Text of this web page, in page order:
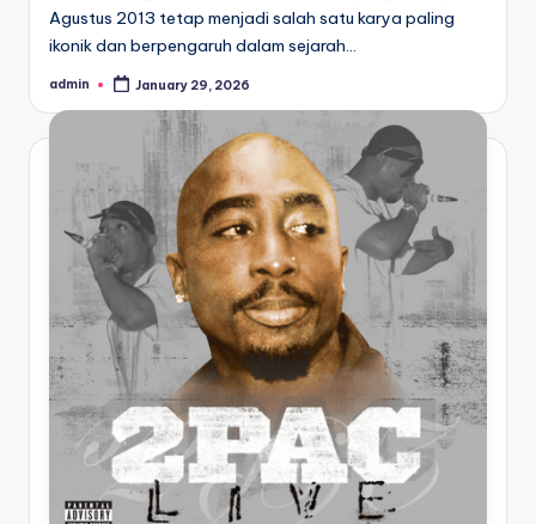
Agustus 2013 tetap menjadi salah satu karya paling
ikonik dan berpengaruh dalam sejarah…
Posted
admin January 29, 2026